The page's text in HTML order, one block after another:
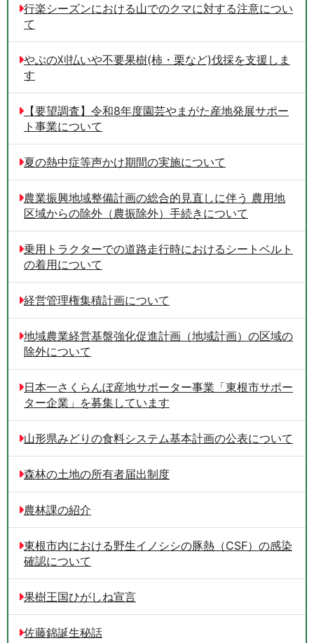
行楽シーズンにおける山でのクマに対する注意につい
て
やぶの刈払いや不要果樹(柿・栗など)伐採を支援しま
す
【要望調査】令和8年度園芸やまがた産地発展サポー
ト事業について
夏の熱中症等声かけ期間の実施について
農業振興地域整備計画の総合的見直しに伴う 農用地
区域からの除外（農振除外）手続きについて
乗用トラクターでの道路走行時におけるシートベルト
の着用について
経営管理権集積計画について
地域農業経営基盤強化促進計画（地域計画）の区域の
除外について
日本一さくらんぼ産地サポーター事業「東根市サポー
ター企業」を募集しています
山形県みどりの食料システム基本計画の公表について
森林の土地の所有者届出制度
農林課の紹介
東根市内における野生イノシシの豚熱（CSF）の感染
確認について
果樹王国ひがしね宣言
佐藤錦誕生秘話